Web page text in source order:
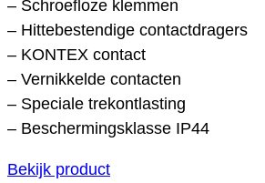
– Schroefloze klemmen
– Hittebestendige contactdragers
– KONTEX contact
– Vernikkelde contacten
– Speciale trekontlasting
– Beschermingsklasse IP44
Bekijk product